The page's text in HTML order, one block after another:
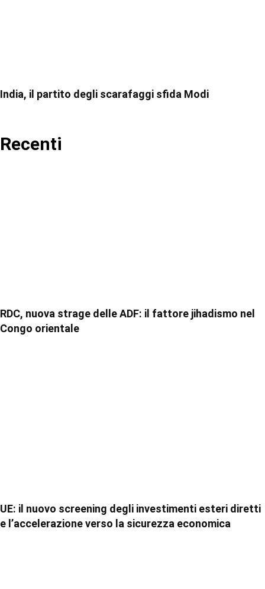
India, il partito degli scarafaggi sfida Modi
Recenti
RDC, nuova strage delle ADF: il fattore jihadismo nel
Congo orientale
UE: il nuovo screening degli investimenti esteri diretti
e l’accelerazione verso la sicurezza economica